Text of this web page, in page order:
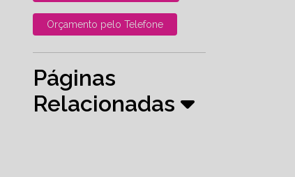
Orçamento pelo Telefone
Páginas
Relacionadas